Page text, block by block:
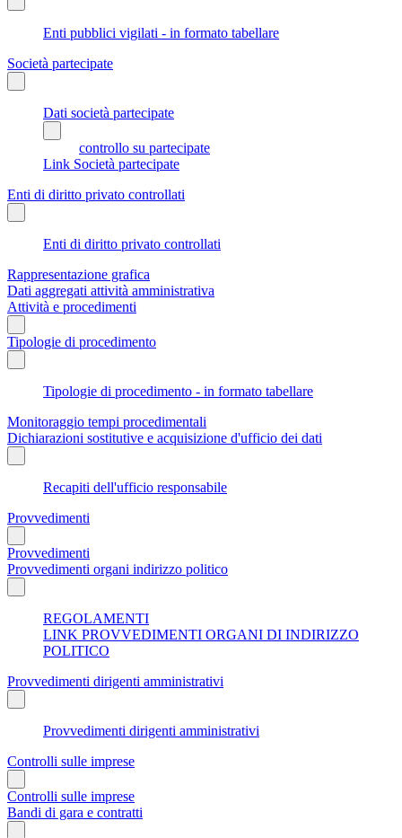
Enti pubblici vigilati - in formato tabellare
Società partecipate
Dati società partecipate
controllo su partecipate
Link Società partecipate
Enti di diritto privato controllati
Enti di diritto privato controllati
Rappresentazione grafica
Dati aggregati attività amministrativa
Attività e procedimenti
Tipologie di procedimento
Tipologie di procedimento - in formato tabellare
Monitoraggio tempi procedimentali
Dichiarazioni sostitutive e acquisizione d'ufficio dei dati
Recapiti dell'ufficio responsabile
Provvedimenti
Provvedimenti
Provvedimenti organi indirizzo politico
REGOLAMENTI
LINK PROVVEDIMENTI ORGANI DI INDIRIZZO
POLITICO
Provvedimenti dirigenti amministrativi
Provvedimenti dirigenti amministrativi
Controlli sulle imprese
Controlli sulle imprese
Bandi di gara e contratti